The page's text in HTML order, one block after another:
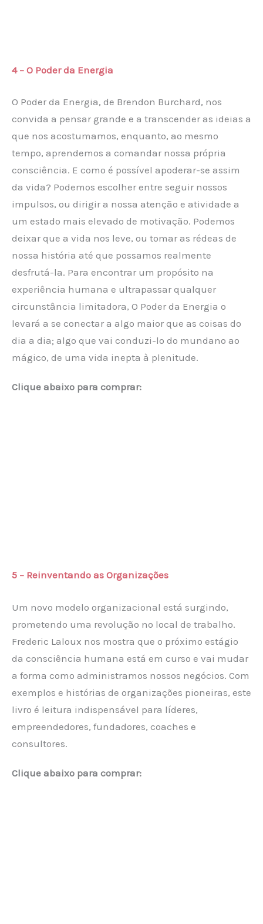
4 – O Poder da Energia
O Poder da Energia, de Brendon Burchard, nos
convida a pensar grande e a transcender as ideias a
que nos acostumamos, enquanto, ao mesmo
tempo, aprendemos a comandar nossa própria
consciência. E como é possível apoderar-se assim
da vida? Podemos escolher entre seguir nossos
impulsos, ou dirigir a nossa atenção e atividade a
um estado mais elevado de motivação. Podemos
deixar que a vida nos leve, ou tomar as rédeas de
nossa história até que possamos realmente
desfrutá-la. Para encontrar um propósito na
experiência humana e ultrapassar qualquer
circunstância limitadora, O Poder da Energia o
levará a se conectar a algo maior que as coisas do
dia a dia; algo que vai conduzi-lo do mundano ao
mágico, de uma vida inepta à plenitude.
Clique abaixo para comprar:
5 – Reinventando as Organizações
Um novo modelo organizacional está surgindo,
prometendo uma revolução no local de trabalho.
Frederic Laloux nos mostra que o próximo estágio
da consciência humana está em curso e vai mudar
a forma como administramos nossos negócios. Com
exemplos e histórias de organizações pioneiras, este
livro é leitura indispensável para líderes,
empreendedores, fundadores, coaches e
consultores.
Clique abaixo para comprar: